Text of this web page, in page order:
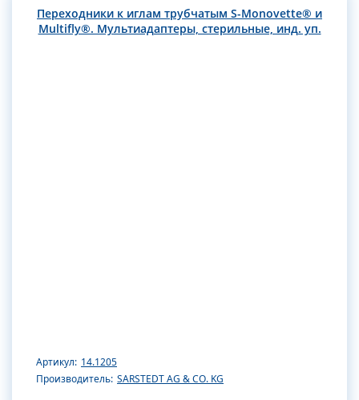
Переходники к иглам трубчатым S-Monovette® и
Multifly®. Мультиадаптеры, стерильные, инд. уп.
Артикул: 14.1205
Производитель: SARSTEDT AG & CO. KG